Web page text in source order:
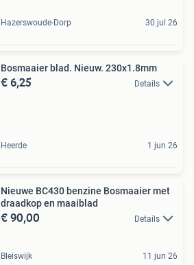
Hazerswoude-Dorp 30 jul 26
Bosmaaier blad. Nieuw. 230x1.8mm
€ 6,25 Details
Heerde 1 jun 26
Nieuwe BC430 benzine Bosmaaier met
draadkop en maaiblad
€ 90,00 Details
Bleiswijk 11 jun 26